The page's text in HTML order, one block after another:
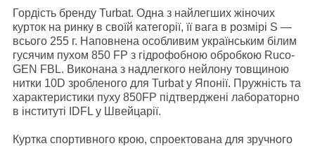
Гордість бренду Turbat. Одна з найлегших жіночих
курток на ринку в своїй категорії, її вага в розмірі S —
всього 255 г. Наповнена особливим українським білим
гусячим пухом 850 FP з гідрофобною обробкою Ruco-
GEN FBL. Виконана з надлегкого нейлону товщиною
нитки 10D зробленого для Turbatу Японії. Пружність та
характеристики пуху 850FP підтверджені лабораторно
в інституті IDFL у Швейцарії.
Куртка спортивного крою, спроектована для зручного